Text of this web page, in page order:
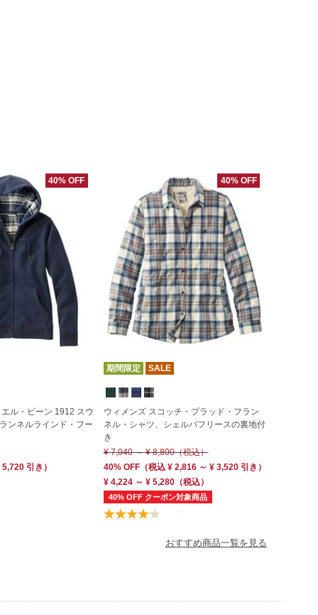
40% OFF
ル・ビーン 1912 スウ
ンネルラインド・フー
5,720 引き）
40% OFF
期間限定 SALE
ウィメンズ スコッチ・プラッド・フラン
ネル・シャツ、シェルパフリースの裏地付
き
¥ 7,040～¥ 8,800（税込）
40% OFF（税込 ¥ 2,816 ～ ¥ 3,520 引き）
¥ 4,224 ～ ¥ 5,280（税込）
40% OFF クーポン対象商品
おすすめ商品一覧を見る